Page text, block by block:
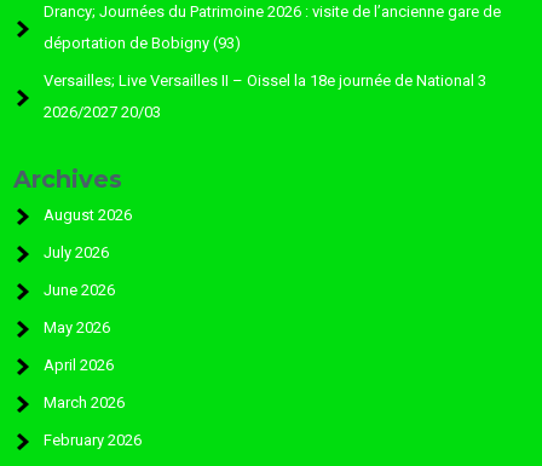
Drancy; Journées du Patrimoine 2026 : visite de l’ancienne gare de
déportation de Bobigny (93)
Versailles; Live Versailles II – Oissel la 18e journée de National 3
2026/2027 20/03
Archives
August 2026
July 2026
June 2026
May 2026
April 2026
March 2026
February 2026